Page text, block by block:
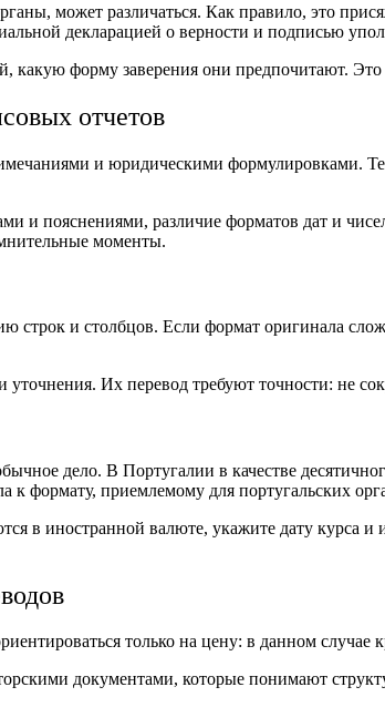
может различаться. Как правило, это
декларацией о верности и подписью
какую форму заверения они предпочитают.
отчетов
и юридическими формулировками.
и пояснениями, различие форматов дат и
моменты.
строк и столбцов. Если формат оригинала
Их перевод требуют точности: не
дело. В Португалии в качестве
к формату, приемлемому для португальских
в иностранной валюте, укажите дату курса и
только на цену: в данном
документами, которые понимают